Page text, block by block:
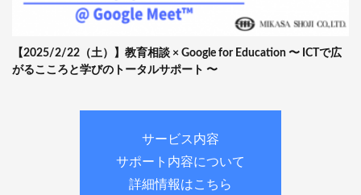
【2025/2/22（土）】教育相談 × Google for Education 〜 ICTで広
がるこころと学びのトータルサポート 〜
サービス内容
サポート内容について
詳細情報はこちら